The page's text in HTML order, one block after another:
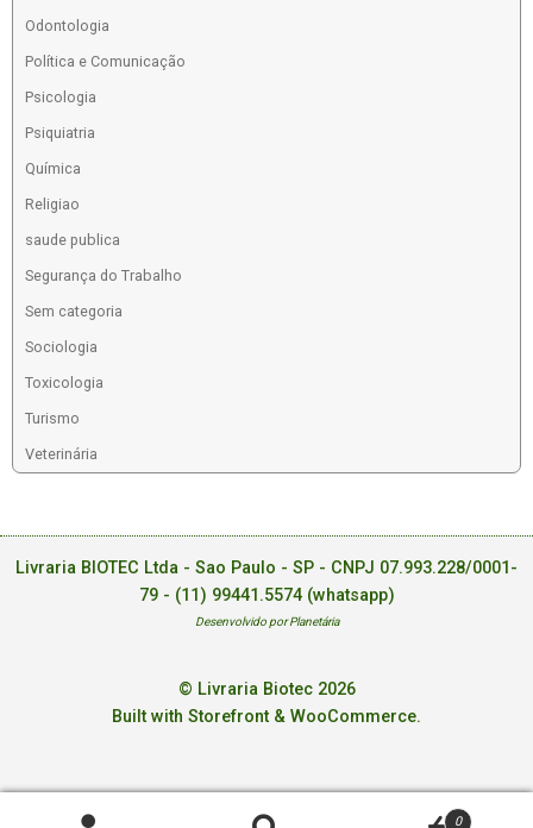
Odontologia
Política e Comunicação
Psicologia
Psiquiatria
Química
Religiao
saude publica
Segurança do Trabalho
Sem categoria
Sociologia
Toxicologia
Turismo
Veterinária
Livraria BIOTEC Ltda - Sao Paulo - SP - CNPJ 07.993.228/0001-
79 - (11) 99441.5574 (whatsapp)
Desenvolvido por Planetária
© Livraria Biotec 2026
Built with Storefront & WooCommerce.
0